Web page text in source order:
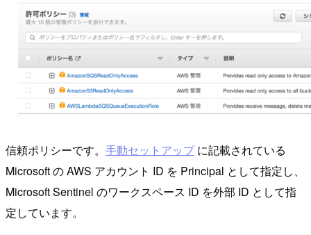
信頼ポリシーです。 手動セットアップに記載されている
Microsoft の AWS アカウント ID を Principal として指定し、
Microsoft Sentinel のワークスペース ID を外部 ID として指
定しています。